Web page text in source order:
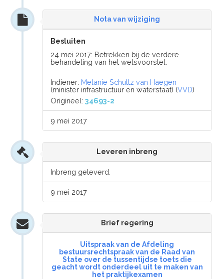
Nota van wijziging
Besluiten
24 mei 2017: Betrekken bij de verdere
behandeling van het wetsvoorstel.
Indiener: Melanie Schultz van Haegen
(minister infrastructuur en waterstaat) (VVD)
Origineel:34693-2
9 mei 2017
Leveren inbreng
Inbreng geleverd.
9 mei 2017
Brief regering
Uitspraak van de Afdeling
bestuursrechtspraak van de Raad van
State over de tussentijdse toets die
geacht wordt onderdeel uit te maken van
het praktijkexamen